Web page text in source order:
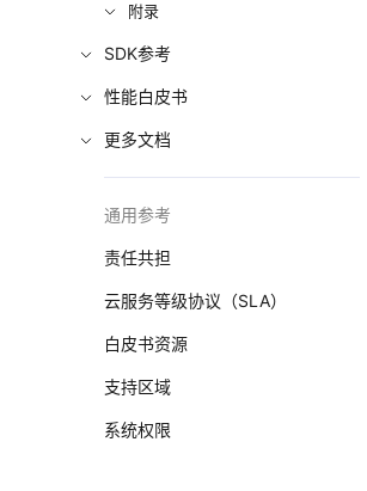
附录
SDK参考
性能白皮书
更多文档
通用参考
责任共担
云服务等级协议（SLA）
白皮书资源
支持区域
系统权限